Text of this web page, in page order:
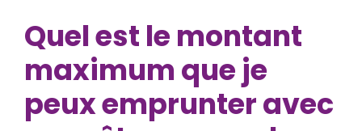
Quel est le montant
maximum que je
peux emprunter avec